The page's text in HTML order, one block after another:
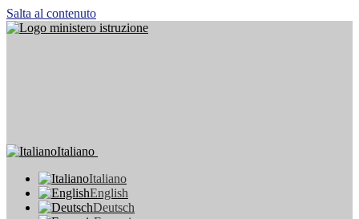
Salta al contenuto
Italiano
Italiano
English
Deutsch